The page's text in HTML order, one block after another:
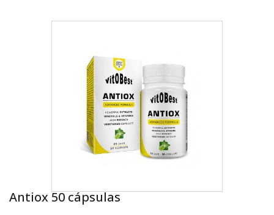
Antiox 50 cápsulas